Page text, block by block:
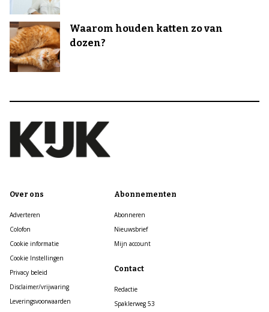
Waarom houden katten zo van
dozen?
Over ons
Adverteren
Colofon
Cookie informatie
Cookie Instellingen
Privacy beleid
Disclaimer/vrijwaring
Leveringsvoorwaarden
Abonnementen
Abonneren
Nieuwsbrief
Mijn account
Contact
Redactie
Spaklerweg 53